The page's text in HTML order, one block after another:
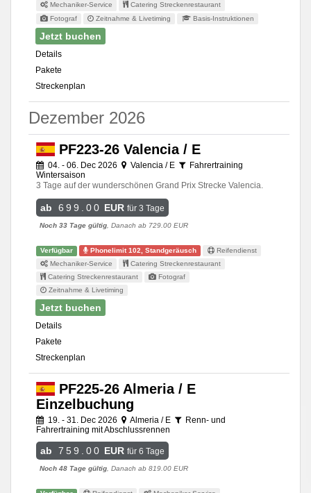
Mechaniker-Service
Catering Streckenrestaurant
Fotograf
Zeitnahme & Livetiming Basis-Instruktionen
Jetzt buchen
Details
Pakete
Streckenplan
Dezember 2026
PF223-26 Valencia / E
04. - 06. Dec 2026 Valencia / E
Fahrertraining
Wintersaison
3 Tage auf der wunderschönen Grand Prix Strecke Valencia.
ab 699.00 EUR für 3 Tage
Noch 33 Tage gültig , Danach ab 729.00 EUR
Verfügbar Phonelimit 102, Standgeräusch
Reifendienst
Mechaniker-Service
Catering Streckenrestaurant
Catering Streckenrestaurant
Fotograf
Zeitnahme & Livetiming
Jetzt buchen
Details
Pakete
Streckenplan
PF225-26 Almeria / E
Einzelbuchung
19. - 31. Dec 2026 Almeria / E
Renn- und
Fahrertraining mit Abschlussrennen
ab 759.00 EUR für 6 Tage
Noch 48 Tage gültig , Danach ab 819.00 EUR